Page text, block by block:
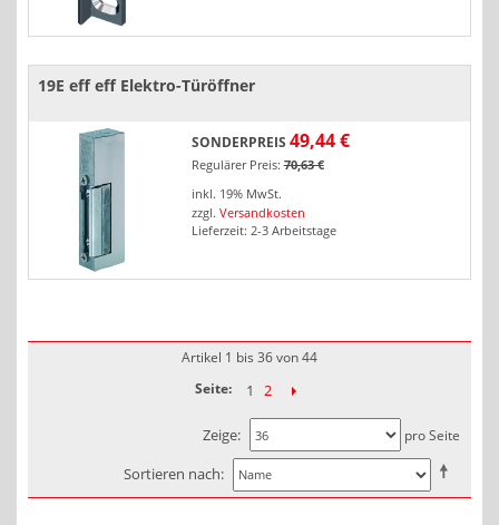
19E eff eff Elektro-Türöffner
SONDERPREIS 49,44 €
Regulärer Preis: 70,63 €
inkl. 19% MwSt.
zzgl. Versandkosten
Lieferzeit: 2-3 Arbeitstage
Artikel 1 bis 36 von 44
Seite:
1 2
Zeige pro Seite
Sortieren nach